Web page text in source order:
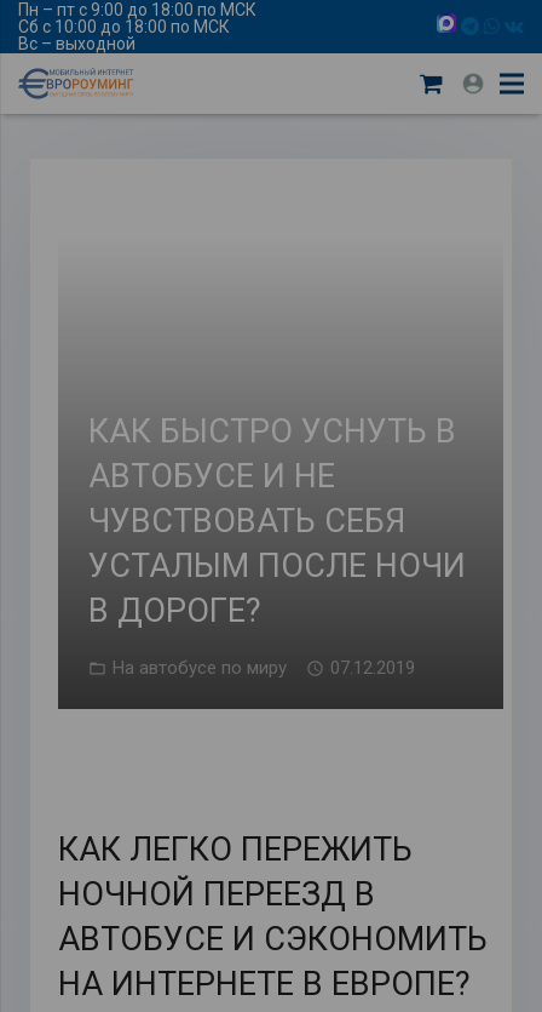
Пн – пт с 9:00 до 18:00 по МСК
Сб с 10:00 до 18:00 по МСК
Вс – выходной
КАК БЫСТРО УСНУТЬ В
АВТОБУСЕ И НЕ
ЧУВСТВОВАТЬ СЕБЯ
УСТАЛЫМ ПОСЛЕ НОЧИ
В ДОРОГЕ?
На автобусе по миру 07.12.2019
КАК ЛЕГКО ПЕРЕЖИТЬ
НОЧНОЙ ПЕРЕЕЗД В
АВТОБУСЕ И СЭКОНОМИТЬ
НА ИНТЕРНЕТЕ В ЕВРОПЕ?